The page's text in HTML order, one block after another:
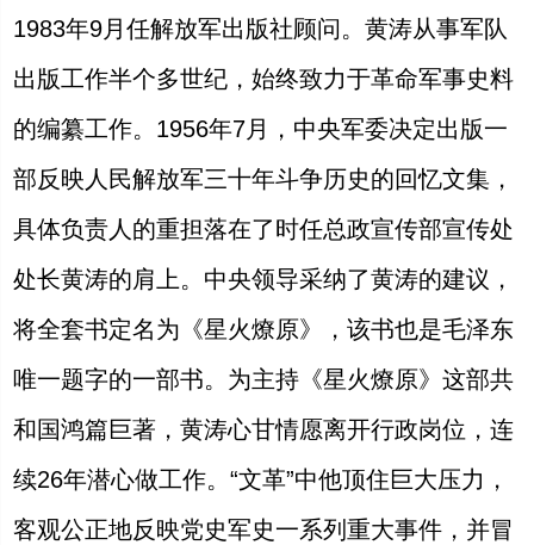
1983年9月任解放军出版社顾问。黄涛从事军队
出版工作半个多世纪，始终致力于革命军事史料
的编纂工作。 1956年7月，中央军委决定出版一
部反映人民解放军三十年斗争历史的回忆文集，
具体负责人的重担落在了时任总政宣传部宣传处
处长黄涛的肩上。中央领导采纳了黄涛的建议，
将全套书定名为《星火燎原》，该书也是毛泽东
唯一题字的一部书。为主持《星火燎原》这部共
和国鸿篇巨著，黄涛心甘情愿离开行政岗位，连
续26年潜心做工作。“文革”中他顶住巨大压力，
客观公正地反映党史军史一系列重大事件，并冒